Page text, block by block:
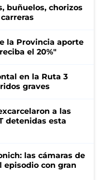
buñuelos, chorizos
la Provincia aporte
el 20%"
en la Ruta 3
graves
a las
detenidas esta
las cámaras de
episodio con gran